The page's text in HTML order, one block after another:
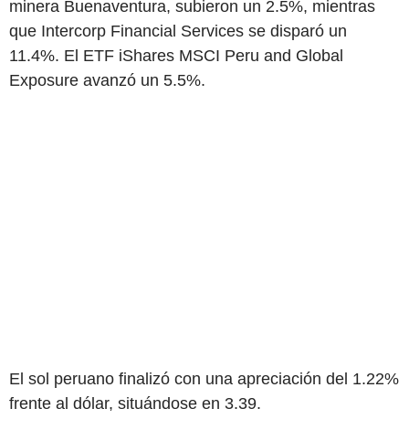
minera Buenaventura, subieron un 2.5%, mientras
que Intercorp Financial Services se disparó un
11.4%. El ETF iShares MSCI Peru and Global
Exposure avanzó un 5.5%.
El sol peruano finalizó con una apreciación del 1.22%
frente al dólar, situándose en 3.39.